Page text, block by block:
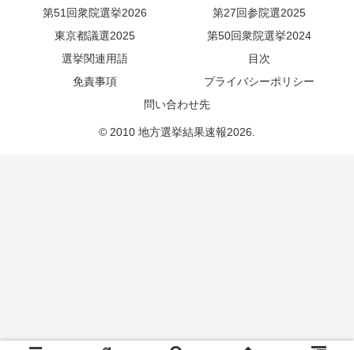
第51回衆院選挙2026
第27回参院選2025
東京都議選2025
第50回衆院選挙2024
選挙関連用語
目次
免責事項
プライバシーポリシー
問い合わせ先
© 2010 地方選挙結果速報2026.